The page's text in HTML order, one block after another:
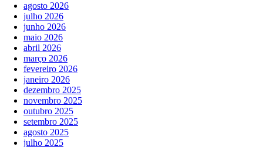
agosto 2026
julho 2026
junho 2026
maio 2026
abril 2026
março 2026
fevereiro 2026
janeiro 2026
dezembro 2025
novembro 2025
outubro 2025
setembro 2025
agosto 2025
julho 2025